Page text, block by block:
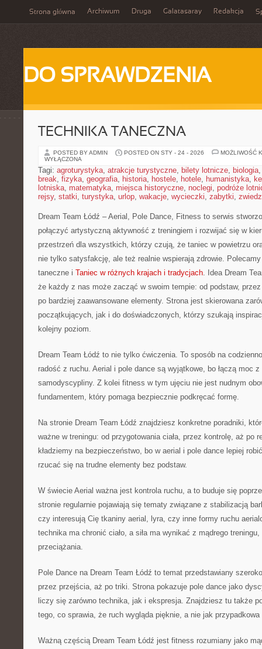
Strona główna Archiwum Druga Galatasaray Redakcja
DO SPRAWDZENIA
TECHNIKA TANECZNA
POSTED BY ADMIN POSTED ON STY - 24 - 2026
MOŻLIWOŚĆ
WYŁĄCZONA
Tagi: agroturystyka, atrakcje turystyczne, bilety lotnicze, biologia
break, fizyka, geografia, historia, hostele, hotele, humanistyka,
lotniska, matematyka, miejsca historyczne, noclegi, podróże
rejsy, statki, turystyka, urlop, wakacje, wycieczki, zabytki,
Dream Team Łódź – Aerial, Pole Dance, Fitness to serwis
połączyć artystyczną aktywność z treningiem i rozwijać się w
przestrzeń dla wszystkich, którzy czują, że taniec w powietrzu
nie tylko satysfakcję, ale też realnie wspierają zdrowie.
taneczne i Taniec w różnych krajach i tradycjach. Idea Dream
że każdy z nas może zacząć w swoim tempie: od podstaw,
po bardziej zaawansowane elementy. Strona jest skierowana
początkujących, jak i do doświadczonych, którzy szukają
kolejny poziom.
Dream Team Łódź to nie tylko ćwiczenia. To sposób na
radość z ruchu. Aerial i pole dance są wyjątkowe, bo łączą moc
samodyscypliny. Z kolei fitness w tym ujęciu nie jest nudnym
fundamentem, który pomaga bezpiecznie podkręcać formę.
Na stronie Dream Team Łódź znajdziesz konkretne poradniki,
ważne w treningu: od przygotowania ciała, przez kontrolę, aż po
kładziemy na bezpieczeństwo, bo w aerial i pole dance lepiej
rzucać się na trudne elementy bez podstaw.
W świecie Aerial ważna jest kontrola ruchu, a to buduje się
stronie regularnie pojawiają się tematy związane z stabilizacją
czy interesują Cię tkaniny aerial, lyra, czy inne formy ruchu
technika ma chronić ciało, a siła ma wynikać z mądrego
przeciążania.
Pole Dance na Dream Team Łódź to temat przedstawiany
przez przejścia, aż po triki. Strona pokazuje pole dance jako
liczy się zarówno technika, jak i ekspresja. Znajdziesz tu także
tego, co sprawia, że ruch wygląda pięknie, a nie jak przypadkowa
Ważną częścią Dream Team Łódź jest fitness rozumiany jako